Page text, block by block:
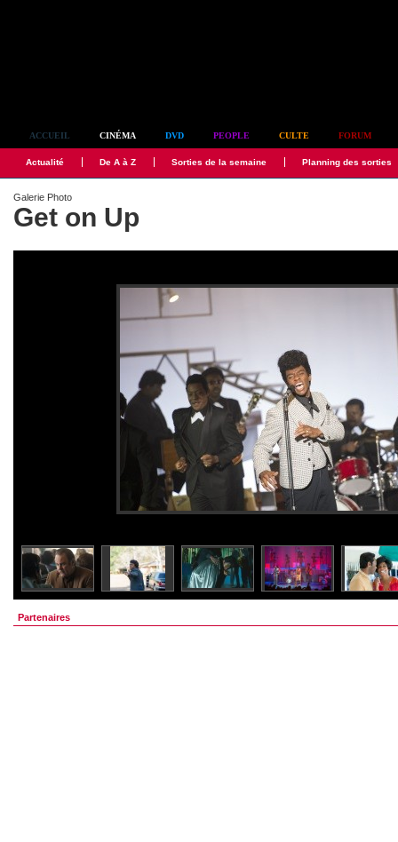
ACCUEIL CINÉMA DVD PEOPLE CULTE FORUM
Actualité De A à Z Sorties de la semaine Planning des sorties
Galerie Photo
Get on Up
Partenaires